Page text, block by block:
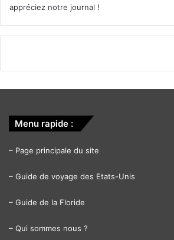
appréciez notre journal !
Menu rapide :
– Page principale du site
– Guide de voyage des Etats-Unis
– Guide de la Floride
– Qui sommes nous ?